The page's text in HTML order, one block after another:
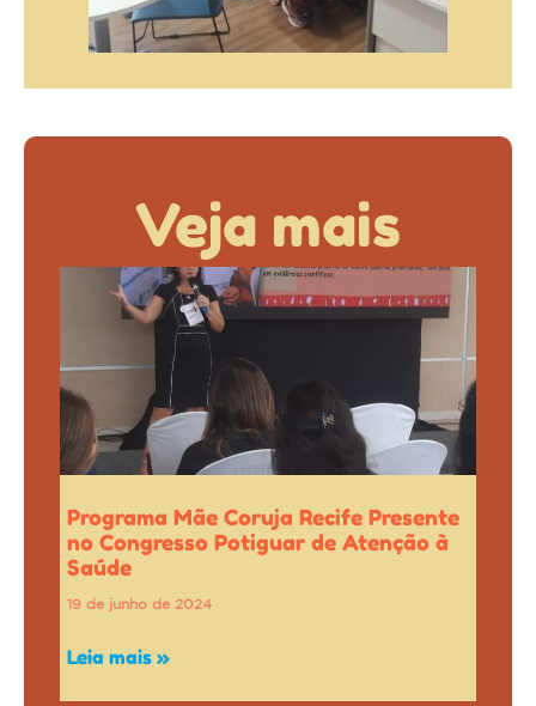
Veja mais
Programa Mãe Coruja Recife Presente
no Congresso Potiguar de Atenção à
Saúde
19 de junho de 2024
Leia mais »